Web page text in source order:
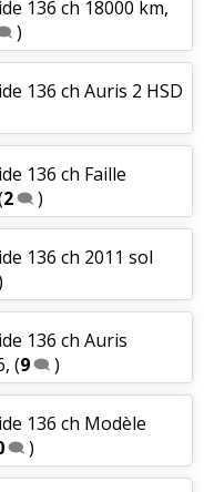
136 ch 18000 km,
)
136 ch Auris 2 HSD
136 ch Faille
2 )
136 ch 2011 sol
136 ch Auris
(9 )
136 ch Modèle
)